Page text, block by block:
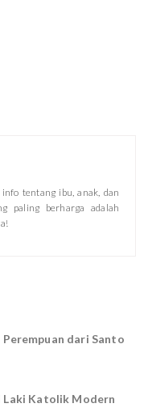
tentang ibu, anak, dan
paling berharga adalah
dari Santo
Laki Katolik Modern